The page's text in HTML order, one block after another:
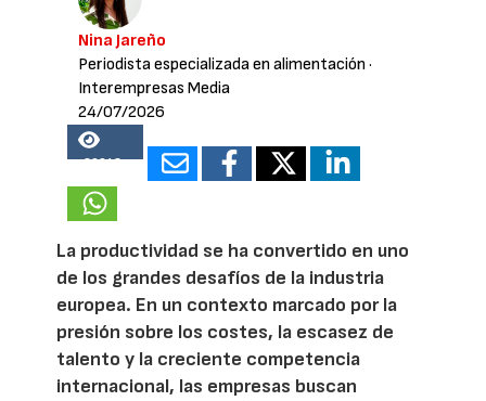
Nina Jareño
Periodista especializada en alimentación ·
Interempresas Media
24/07/2026
20048
La productividad se ha convertido en uno
de los grandes desafíos de la industria
europea. En un contexto marcado por la
presión sobre los costes, la escasez de
talento y la creciente competencia
internacional, las empresas buscan